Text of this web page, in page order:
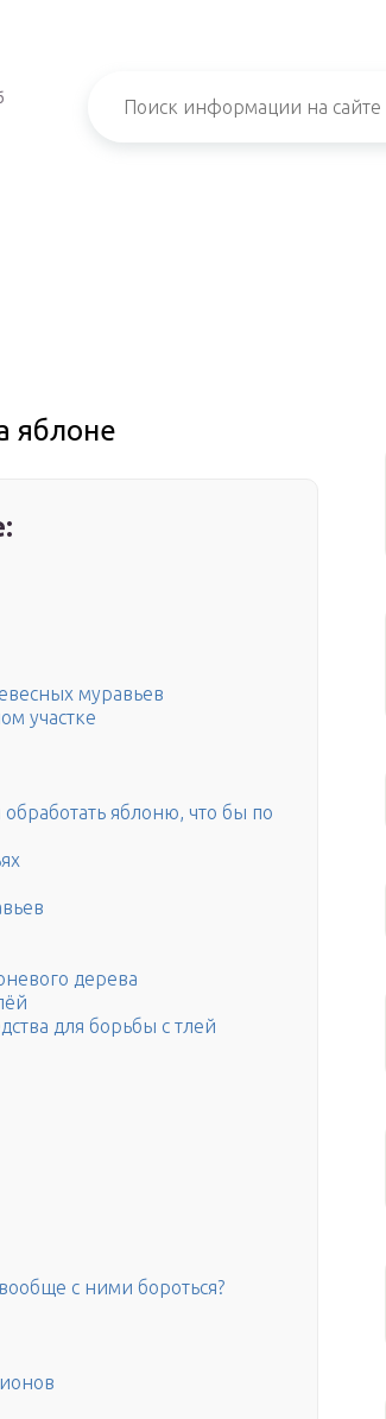
яблоне
муравьев
участке
яблоню, что бы по
дерева
для борьбы с тлей
с ними бороться?